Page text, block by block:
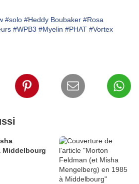
#solo #Heddy Boubaker #Rosa
#WPB3 #Myelin #PHAT #Vortex
Middelbourg